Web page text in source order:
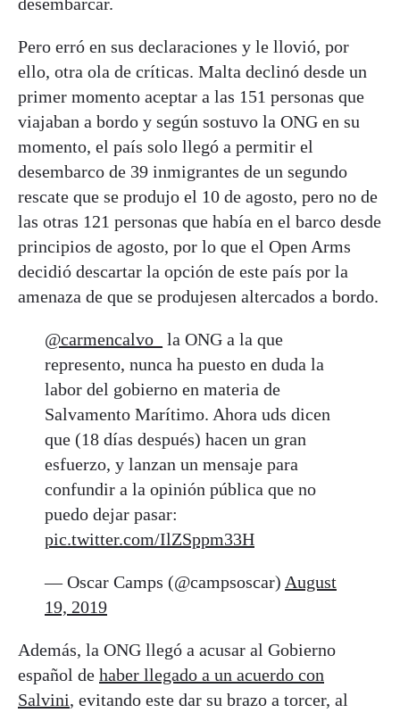
Pero erró en sus declaraciones y le llovió, por
ello, otra ola de críticas. Malta declinó desde un
primer momento aceptar a las 151 personas que
viajaban a bordo y según sostuvo la ONG en su
momento, el país solo llegó a permitir el
desembarco de 39 inmigrantes de un segundo
rescate que se produjo el 10 de agosto, pero no de
las otras 121 personas que había en el barco desde
principios de agosto, por lo que el Open Arms
decidió descartar la opción de este país por la
amenaza de que se produjesen altercados a bordo.
@carmencalvo_
la ONG a la que
represento, nunca ha puesto en duda la
labor del gobierno en materia de
Salvamento Marítimo. Ahora uds dicen
que (18 días después) hacen un gran
esfuerzo, y lanzan un mensaje para
confundir a la opinión pública que no
puedo dejar pasar:
pic.twitter.com/IlZSppm33H
— Oscar Camps (@campsoscar) August
19, 2019
Además, la ONG llegó a acusar al Gobierno
español de haber llegado a un acuerdo con
Salvini, evitando este dar su brazo a torcer, al